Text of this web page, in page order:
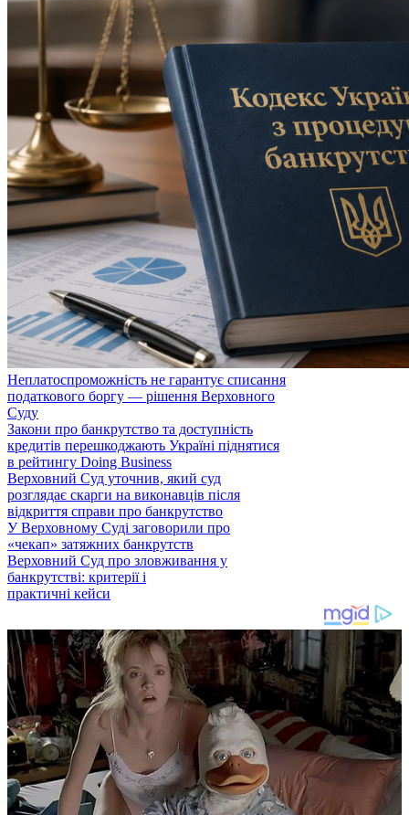
Неплатоспроможність не гарантує списання
податкового боргу — рішення Верховного
Суду
Закони про банкрутство та доступність
кредитів перешкоджають Україні піднятися
в рейтингу Doing Business
Верховний Суд уточнив, який суд
розглядає скарги на виконавців після
відкриття справи про банкрутство
У Верховному Суді заговорили про
«чекап» затяжних банкрутств
Верховний Суд про зловживання у
банкрутстві: критерії і
практичні кейси